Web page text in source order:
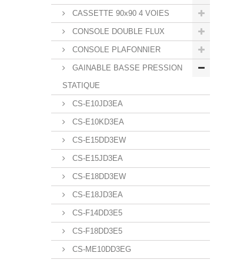
CASSETTE 90x90 4 VOIES
CONSOLE DOUBLE FLUX
CONSOLE PLAFONNIER
GAINABLE BASSE PRESSION
STATIQUE
CS-E10JD3EA
CS-E10KD3EA
CS-E15DD3EW
CS-E15JD3EA
CS-E18DD3EW
CS-E18JD3EA
CS-F14DD3E5
CS-F18DD3E5
CS-ME10DD3EG